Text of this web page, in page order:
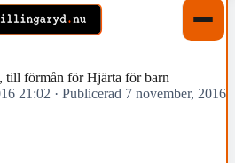
till förmån för Hjärta för barn
21:02 · Publicerad 7 november, 2016